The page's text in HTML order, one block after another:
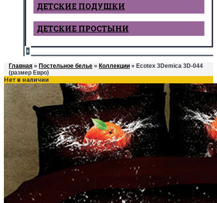
ДЕТСКИЕ ПОДУШКИ
ДЕТСКИЕ ПРОСТЫНИ
+
Главная » Постельное белье » Коллекции » Ecotex 3Demica 3D-044
(размер Евро)
Нет в наличии